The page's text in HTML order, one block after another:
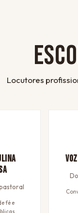
Locutores
fé e